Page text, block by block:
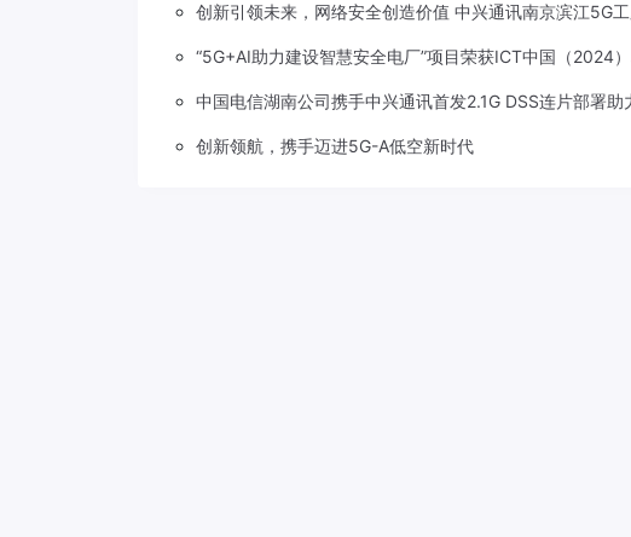
创新引领未来，网络安全创造价值 中兴通讯南京滨江5G
“5G+AI助力建设智慧安全电厂”项目荣获ICT中国（2024
中国电信湖南公司携手中兴通讯首发2.1G DSS连片部署助
创新领航，携手迈进5G-A低空新时代